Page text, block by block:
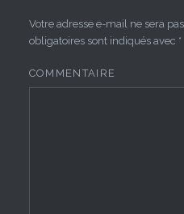
Votre adresse e-mail ne sera
obligatoires sont indiqués avec *
COMMENTAIRE